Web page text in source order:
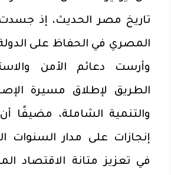
تاريخ مصر الحديث، إذ
المصري في الحفاظ على
وأرست دعائم الأمن
الطريق لإطلاق مسيرة
والتنمية الشاملة، مضيفًا
إنجازات على مدار السنوات
في تعزيز متانة الاقتصاد